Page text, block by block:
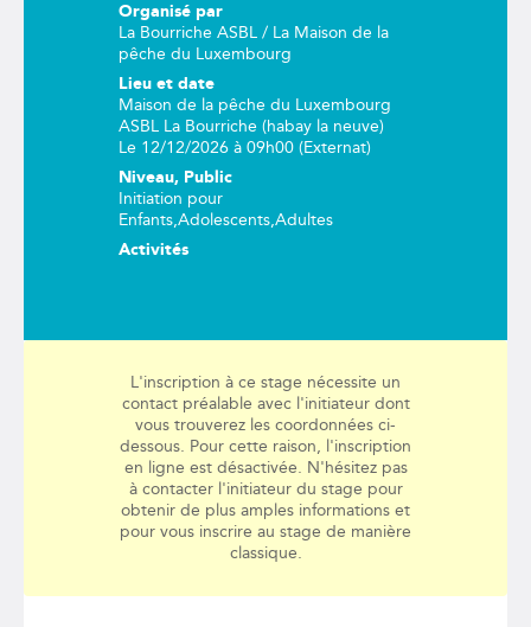
Organisé par
La Bourriche ASBL / La Maison de la
pêche du Luxembourg
Lieu et date
Maison de la pêche du Luxembourg
ASBL La Bourriche (habay la neuve)
Le 12/12/2026 à 09h00 (Externat)
Niveau, Public
Initiation pour
Enfants,Adolescents,Adultes
Activités
L'inscription à ce stage nécessite un
contact préalable avec l'initiateur dont
vous trouverez les coordonnées ci-
dessous. Pour cette raison, l'inscription
en ligne est désactivée. N'hésitez pas
à contacter l'initiateur du stage pour
obtenir de plus amples informations et
pour vous inscrire au stage de manière
classique.